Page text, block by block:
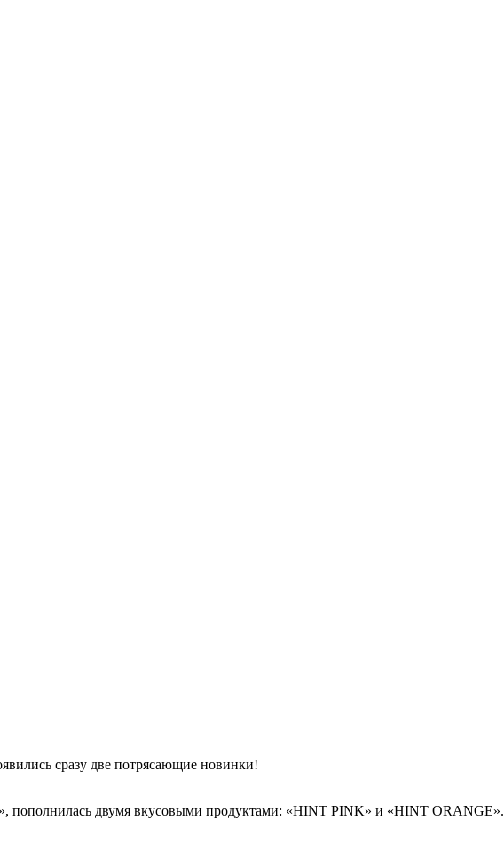
сразу две потрясающие новинки!
двумя вкусовыми продуктами: «HINT PINK» и «HINT ORANGE».